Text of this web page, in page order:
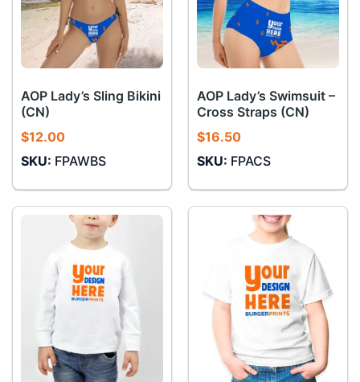
AOP Lady’s Sling Bikini
(CN)
$12.00
SKU: FPAWBS
AOP Lady’s Swimsuit –
Cross Straps (CN)
$16.50
SKU: FPACS